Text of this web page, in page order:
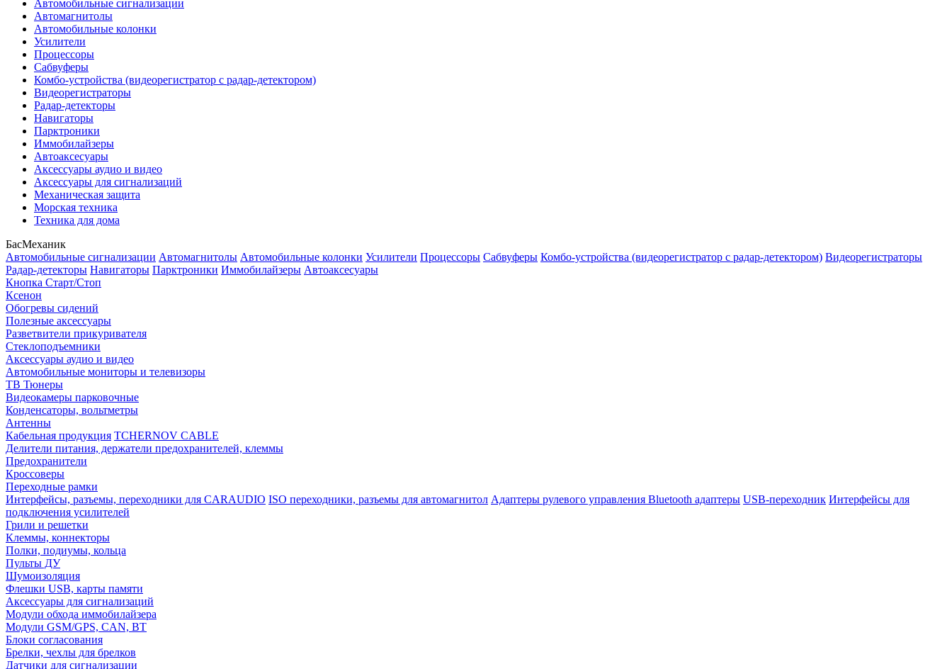
Автомобильные сигнализации
Автомагнитолы
Автомобильные колонки
Усилители
Процессоры
Сабвуферы
Комбо-устройства (видеорегистратор с радар-детектором)
Видеорегистраторы
Радар-детекторы
Навигаторы
Парктроники
Иммобилайзеры
Автоаксесуары
Аксессуары аудио и видео
Аксессуары для сигнализаций
Механическая защита
Морская техника
Техника для дома
БасМеханик
Автомобильные сигнализации Автомагнитолы Автомобильные колонки Усилители Процессоры Сабвуферы Комбо-устройства (видеорегистратор с радар-детектором) Видеорегистраторы
Радар-детекторы Навигаторы Парктроники Иммобилайзеры Автоаксесуары
Кнопка Старт/Стоп
Ксенон
Обогревы сидений
Полезные аксессуары
Разветвители прикуривателя
Стеклоподъемники
Аксессуары аудио и видео
Автомобильные мониторы и телевизоры
ТВ Тюнеры
Видеокамеры парковочные
Конденсаторы, вольтметры
Антенны
Кабельная продукция TCHERNOV CABLE
Делители питания, держатели предохранителей, клеммы
Предохранители
Кроссоверы
Переходные рамки
Интерфейсы, разъемы, переходники для CARAUDIO ISO переходники, разъемы для автомагнитол Адаптеры рулевого управления Bluetooth адаптеры USB-переходник Интерфейсы для
подключения усилителей
Грили и решетки
Клеммы, коннекторы
Полки, подиумы, кольца
Пульты ДУ
Шумоизоляция
Флешки USB, карты памяти
Аксессуары для сигнализаций
Модули обхода иммобилайзера
Модули GSM/GPS, CAN, BT
Блоки согласования
Брелки, чехлы для брелков
Датчики для сигнализации